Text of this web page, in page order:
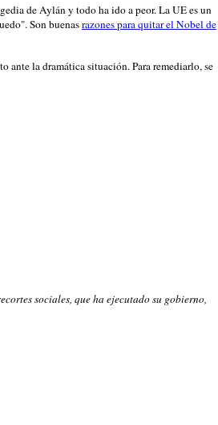
de Aylán y todo ha ido a peor. La UE es un
Son buenasrazones para quitar el Nobel de
ante la dramática situación. Para remediarlo, se
sociales, que ha ejecutado su gobierno,